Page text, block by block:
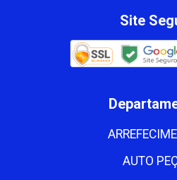
Site
AUTO